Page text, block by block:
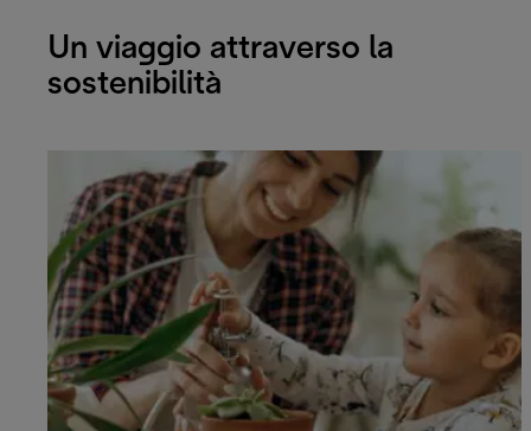
Un viaggio attraverso la
sostenibilità